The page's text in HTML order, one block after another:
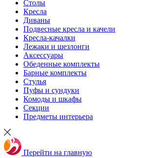
Столы
Кресла
Диваны
Подвесные кресла и качели
Кресла-качалки
Лежаки и шезлонги
Аксессуары
Обеденные комплекты
Барные комплекты
Стулья
Пуфы и сундуки
Комоды и шкафы
Секции
Предметы интерьера
Перейти на главную